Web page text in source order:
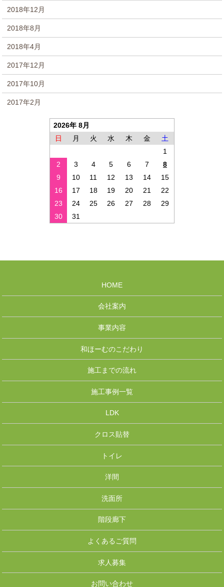
2018年12月
2018年8月
2018年4月
2017年12月
2017年10月
2017年2月
2026年 8月
日
月 火 水 木 金
土
1
2
3 4 5 6 7
8
9
10 11 12 13 14
15
16
17 18 19 20 21
22
23
24 25 26 27 28
29
30
31
HOME
会社案内
事業内容
和ほーむのこだわり
施工までの流れ
施工事例一覧
LDK
クロス貼替
トイレ
洋間
洗面所
階段廊下
よくあるご質問
求人募集
お問い合わせ